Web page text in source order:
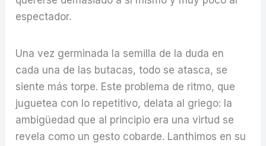
espectador.
Una vez germinada la semilla de la duda en
cada una de las butacas, todo se atasca, se
siente más torpe. Este problema de ritmo, que
juguetea con lo repetitivo, delata al griego: la
ambigüedad que al principio era una virtud se
revela como un gesto cobarde. Lanthimos en su